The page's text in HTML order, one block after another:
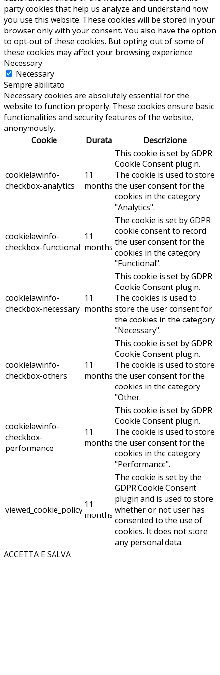
party cookies that help us analyze and understand how
you use this website. These cookies will be stored in your
browser only with your consent. You also have the option
to opt-out of these cookies. But opting out of some of
these cookies may affect your browsing experience.
Necessary
Necessary
Sempre abilitato
Necessary cookies are absolutely essential for the
website to function properly. These cookies ensure basic
functionalities and security features of the website,
anonymously.
Cookie
Durata Descrizione
cookielawinfo-
checkbox-analytics
11
months
This cookie is set by GDPR
Cookie Consent plugin.
The cookie is used to store
the user consent for the
cookies in the category
"Analytics".
cookielawinfo-
checkbox-functional
11
months
The cookie is set by GDPR
cookie consent to record
the user consent for the
cookies in the category
"Functional".
cookielawinfo-
checkbox-necessary
11
months
This cookie is set by GDPR
Cookie Consent plugin.
The cookies is used to
store the user consent for
the cookies in the category
"Necessary".
cookielawinfo-
checkbox-others
11
months
This cookie is set by GDPR
Cookie Consent plugin.
The cookie is used to store
the user consent for the
cookies in the category
"Other.
cookielawinfo-
checkbox-
performance
11
months
This cookie is set by GDPR
Cookie Consent plugin.
The cookie is used to store
the user consent for the
cookies in the category
"Performance".
viewed_cookie_policy 11
months
The cookie is set by the
GDPR Cookie Consent
plugin and is used to store
whether or not user has
consented to the use of
cookies. It does not store
any personal data.
ACCETTA E SALVA